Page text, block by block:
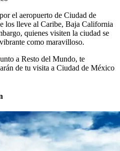
el aeropuerto de Ciudad de
los lleve al Caribe, Baja California
quienes visiten la ciudad se
como maravilloso.
a Resto del Mundo, te
de tu visita a Ciudad de México